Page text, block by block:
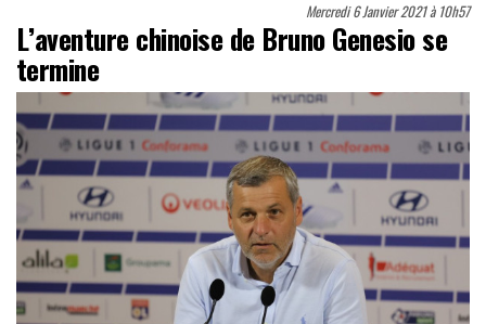
Mercredi 6 Janvier 2021 à 10h57
L’aventure chinoise de Bruno Genesio se
termine